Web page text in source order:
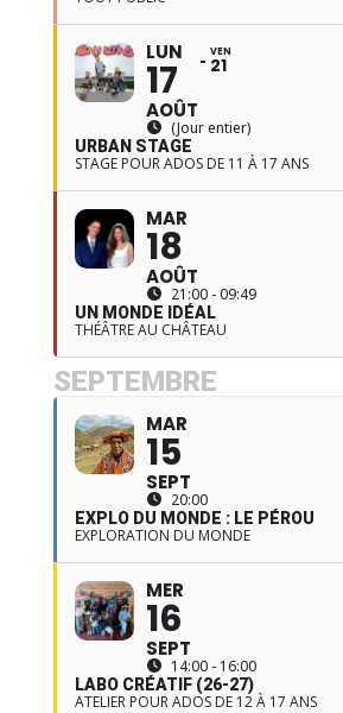
LUN
17
AOÛT
VEN
21
(Jour entier)
URBAN STAGE
STAGE POUR ADOS DE 11 À 17 ANS
MAR
18
AOÛT
21:00 - 09:49
UN MONDE IDÉAL
THÉÂTRE AU CHÂTEAU
SEPTEMBRE
MAR
15
SEPT
20:00
EXPLO DU MONDE : LE PÉROU
EXPLORATION DU MONDE
MER
16
SEPT
14:00 - 16:00
LABO CRÉATIF (26-27)
ATELIER POUR ADOS DE 12 À 17 ANS